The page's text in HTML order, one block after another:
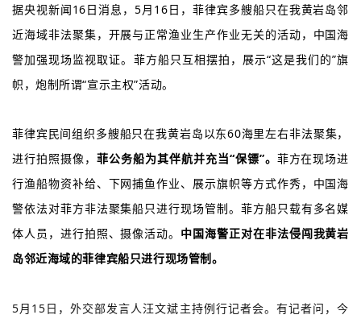
据央视新闻16日消息，5月16日，菲律宾多艘船只在我黄岩岛邻
近海域非法聚集，开展与正常渔业生产作业无关的活动，中国海
警加强现场监视取证。菲方船只互相摆拍，展示“这是我们的”旗
帜，炮制所谓“宣示主权”活动。
菲律宾民间组织多艘船只在我黄岩岛以东60海里左右非法聚集，
进行拍照摄像， 菲公务船为其伴航并充当“保镖”。 菲方在现场进
行渔船物资补给、下网捕鱼作业、展示旗帜等方式作秀，中国海
警依法对菲方非法聚集船只进行现场管制。菲方船只载有多名媒
体人员，进行拍照、摄像活动。 中国海警正对在非法侵闯我黄岩
岛邻近海域的菲律宾船只进行现场管制。
5月15日，外交部发言人汪文斌主持例行记者会。有记者问，今